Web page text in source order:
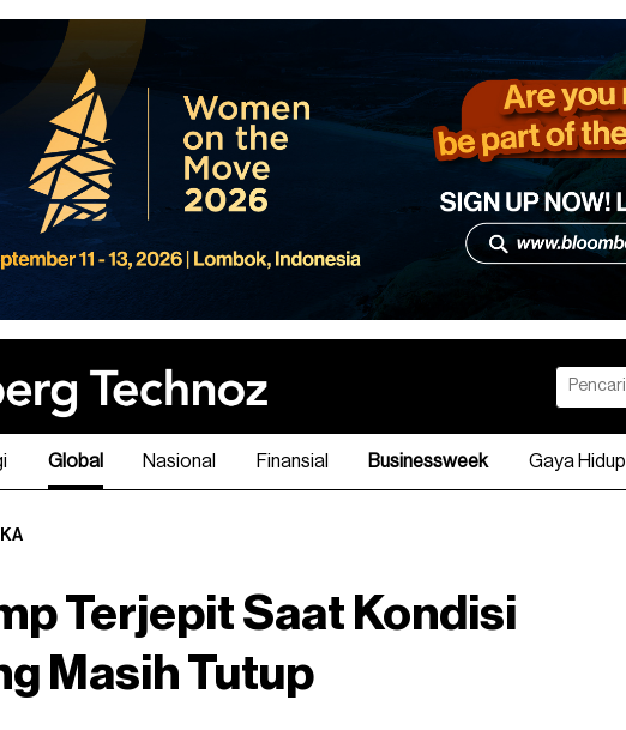
Global Nasional Finansial Businessweek Gaya Hidup
Terjepit Saat Kondisi
Masih Tutup